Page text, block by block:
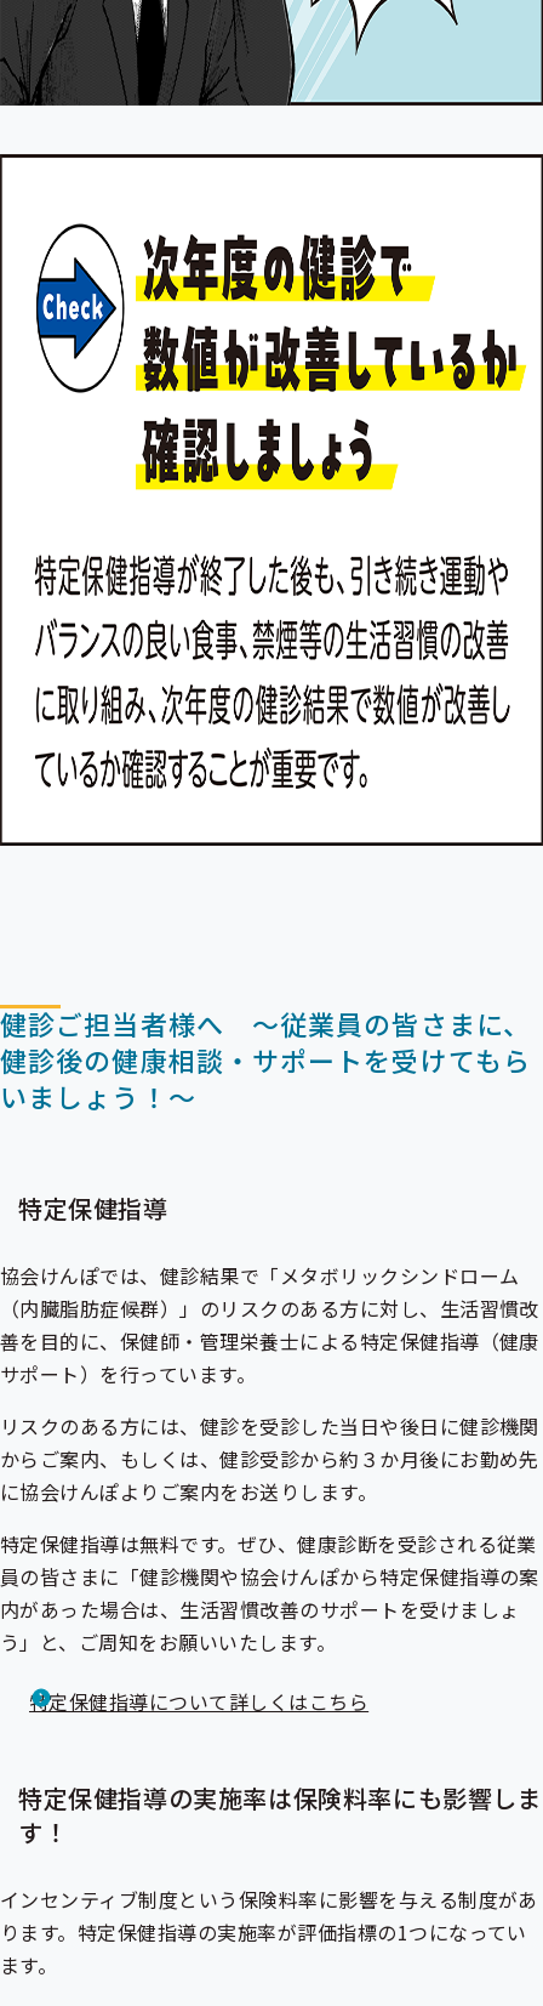
健診ご担当者様へ ～従業員の皆さまに、
健診後の健康相談・サポートを受けてもら
いましょう！～
特定保健指導
協会けんぽでは、健診結果で「メタボリックシンドローム
（内臓脂肪症候群） 」のリスクのある方に対し、生活習慣改
善を目的に、保健師・管理栄養士による特定保健指導 （健康
サポート）を行っています。
リスクのある方には、健診を受診した当日や後日に健診機関
からご案内、もしくは、健診受診から約３か月後にお勤め先
に協会けんぽよりご案内をお送りします。
特定保健指導は無料です。ぜひ、健康診断を受診される従業
員の皆さまに「健診機関や協会けんぽから特定保健指導の案
内があった場合は、生活習慣改善のサポートを受けましょ
う」と、ご周知をお願いいたします。
特定保健指導について詳しくはこちら
特定保健指導の実施率は保険料率にも影響しま
す！
インセンティブ制度という保険料率に影響を与える制度があ
ります。特定保健指導の実施率が評価指標の1つになってい
ます。